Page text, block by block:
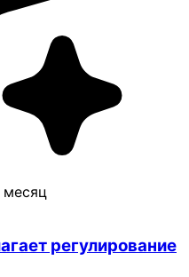
месяц
регулирование